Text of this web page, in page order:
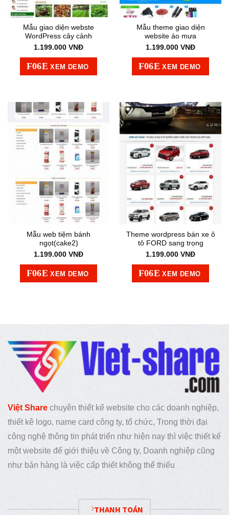
Mẫu giao diện webste
WordPress cây cảnh
1.199.000 VNĐ
XEM DEMO
Mẫu theme giao diện
website áo mưa
1.199.000 VNĐ
XEM DEMO
Mẫu web tiệm bánh
ngọt(cake2)
1.199.000 VNĐ
XEM DEMO
Theme wordpress bán xe ô
tô FORD sang trọng
1.199.000 VNĐ
XEM DEMO
Việt Share chuyên thiết kế website cho các doanh nghiệp,
thiết kê logo, name card công ty, tổ chức, Trong thời đại
công nghệ thông tin phát triển như hiện nay thì việc thiết kế
một website để giới thiệu về Công ty, Doanh nghiệp cũng
như bán hàng là việc cấp thiết không thể thiếu
THANH TOÁN